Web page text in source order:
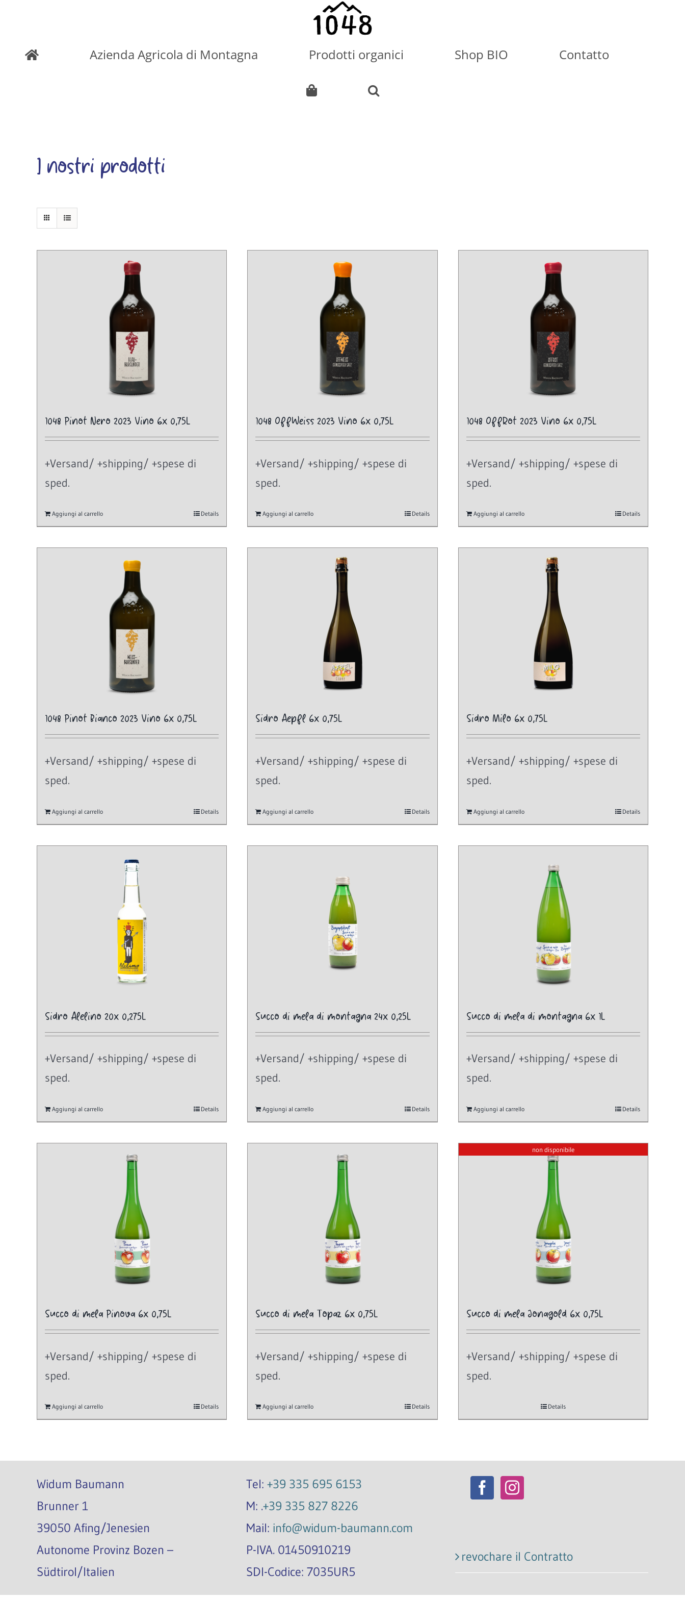
content
Azienda Agricola di Montagna Prodotti organici Shop BIO Contatto
I nostri prodotti
1048 Pinot Nero 2023 Vino 6x 0,75L
+Versand/ +shipping/ +spese di
sped.
Aggiungi al carrello Details
1048 OffWeiss 2023 Vino 6x 0,75L
+Versand/ +shipping/ +spese di
sped.
Aggiungi al carrello Details
1048 OffRot 2023 Vino 6x 0,75L
+Versand/ +shipping/ +spese di
sped.
Aggiungi al carrello Details
1048 Pinot Bianco 2023 Vino 6x 0,75L
+Versand/ +shipping/ +spese di
sped.
Aggiungi al carrello Details
Sidro Aepfl 6x 0,75L
+Versand/ +shipping/ +spese di
sped.
Aggiungi al carrello Details
Sidro Milo 6x 0,75L
+Versand/ +shipping/ +spese di
sped.
Aggiungi al carrello Details
Sidro Alelino 20x 0,275L
+Versand/ +shipping/ +spese di
sped.
Aggiungi al carrello Details
Succo di mela di montagna 24x 0,25L
+Versand/ +shipping/ +spese di
sped.
Aggiungi al carrello Details
Succo di mela di montagna 6x 1L
+Versand/ +shipping/ +spese di
sped.
Aggiungi al carrello Details
Succo di mela Pinova 6x 0,75L
+Versand/ +shipping/ +spese di
sped.
Aggiungi al carrello Details
Succo di mela Topaz 6x 0,75L
+Versand/ +shipping/ +spese di
sped.
Aggiungi al carrello Details
non disponibile
Succo di mela Jonagold 6x 0,75L
+Versand/ +shipping/ +spese di
sped.
Details
Widum Baumann
Brunner 1
39050 Afing/Jenesien
Autonome Provinz Bozen –
Südtirol/Italien
Tel: +39 335 695 6153
M: .+39 335 827 8226
Mail: info@widum-baumann.com
P-IVA. 01450910219
SDI-Codice: 7035UR5
revochare il Contratto